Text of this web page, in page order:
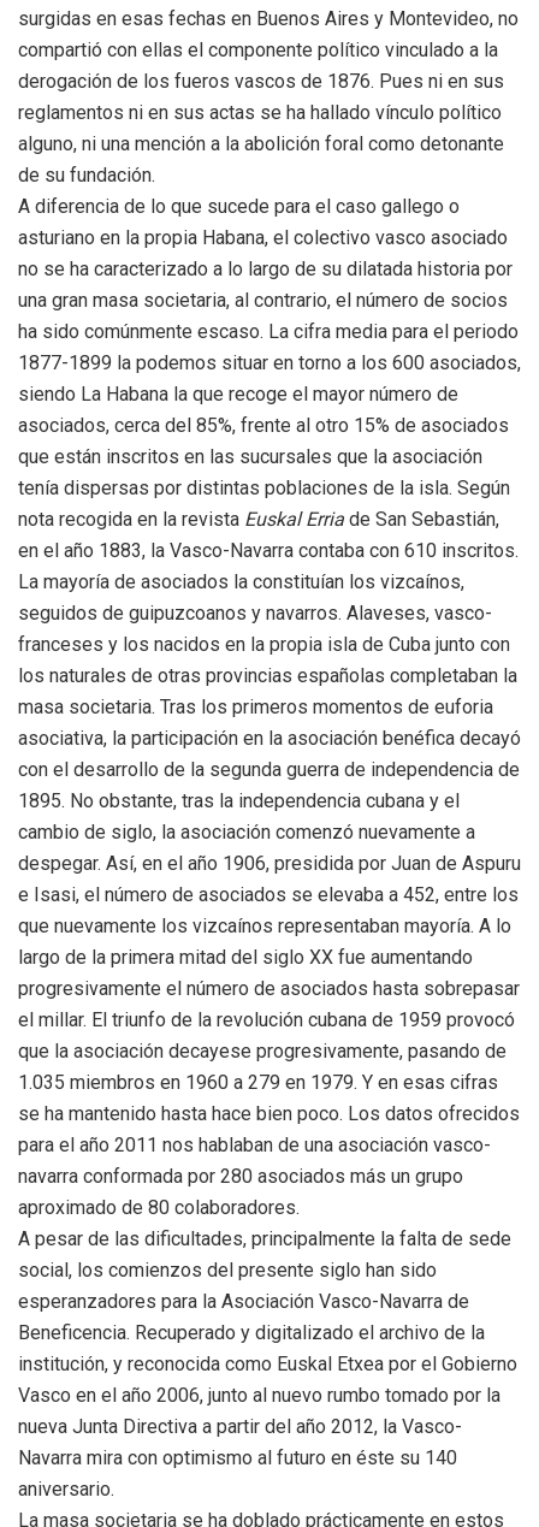
surgidas en esas fechas en Buenos Aires y Montevideo, no
compartió con ellas el componente político vinculado a la
derogación de los fueros vascos de 1876. Pues ni en sus
reglamentos ni en sus actas se ha hallado vínculo político
alguno, ni una mención a la abolición foral como detonante
de su fundación.
A diferencia de lo que sucede para el caso gallego o
asturiano en la propia Habana, el colectivo vasco asociado
no se ha caracterizado a lo largo de su dilatada historia por
una gran masa societaria, al contrario, el número de socios
ha sido comúnmente escaso. La cifra media para el periodo
1877-1899 la podemos situar en torno a los 600 asociados,
siendo La Habana la que recoge el mayor número de
asociados, cerca del 85%, frente al otro 15% de asociados
que están inscritos en las sucursales que la asociación
tenía dispersas por distintas poblaciones de la isla. Según
nota recogida en la revista Euskal Erria de San Sebastián,
en el año 1883, la Vasco-Navarra contaba con 610 inscritos.
La mayoría de asociados la constituían los vizcaínos,
seguidos de guipuzcoanos y navarros. Alaveses, vasco-
franceses y los nacidos en la propia isla de Cuba junto con
los naturales de otras provincias españolas completaban la
masa societaria. Tras los primeros momentos de euforia
asociativa, la participación en la asociación benéfica decayó
con el desarrollo de la segunda guerra de independencia de
1895. No obstante, tras la independencia cubana y el
cambio de siglo, la asociación comenzó nuevamente a
despegar. Así, en el año 1906, presidida por Juan de Aspuru
e Isasi, el número de asociados se elevaba a 452, entre los
que nuevamente los vizcaínos representaban mayoría. A lo
largo de la primera mitad del siglo XX fue aumentando
progresivamente el número de asociados hasta sobrepasar
el millar. El triunfo de la revolución cubana de 1959 provocó
que la asociación decayese progresivamente, pasando de
1.035 miembros en 1960 a 279 en 1979. Y en esas cifras
se ha mantenido hasta hace bien poco. Los datos ofrecidos
para el año 2011 nos hablaban de una asociación vasco-
navarra conformada por 280 asociados más un grupo
aproximado de 80 colaboradores.
A pesar de las dificultades, principalmente la falta de sede
social, los comienzos del presente siglo han sido
esperanzadores para la Asociación Vasco-Navarra de
Beneficencia. Recuperado y digitalizado el archivo de la
institución, y reconocida como Euskal Etxea por el Gobierno
Vasco en el año 2006, junto al nuevo rumbo tomado por la
nueva Junta Directiva a partir del año 2012, la Vasco-
Navarra mira con optimismo al futuro en éste su 140
aniversario.
La masa societaria se ha doblado prácticamente en estos